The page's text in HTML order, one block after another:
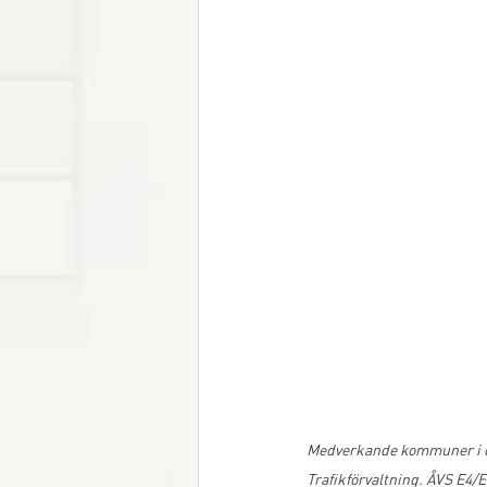
Medverkande kommuner
Trafikförvaltning. ÅVS E4/